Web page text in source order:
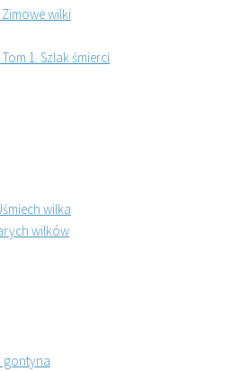
wilki
1. Szlak śmierci
wilka
wilków
gontyna